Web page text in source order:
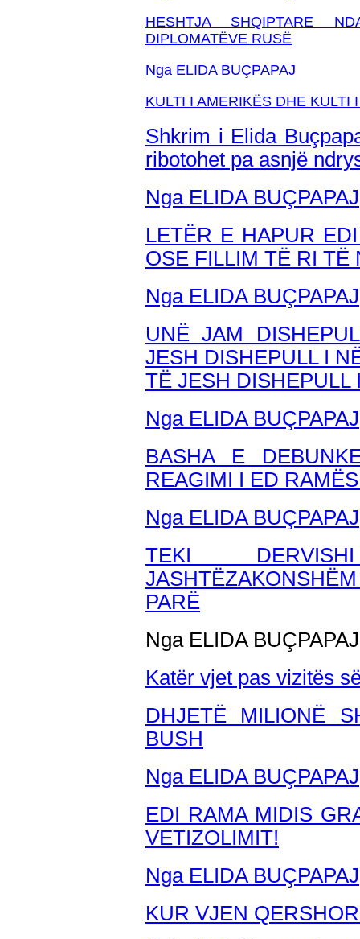
HESHTJA SHQIPTARE
DIPLOMATËVE RUSË
Nga ELIDA BUÇPAPAJ
KULTI I AMERIKËS DHE KULTI
Shkrim i Elida
ribotohet pa asnjë
Nga ELIDA BUÇPAPAJ
LETËR E HAPUR
OSE FILLIM TË RI TË
Nga ELIDA BUÇPAPAJ
UNË JAM
JESH DISHEPULL I
TË JESH DISHEPULL
Nga ELIDA BUÇPAPAJ
BASHA E
REAGIMI I ED
Nga ELIDA BUÇPAPAJ
TEKI
PARË
Nga ELIDA BUÇPAPAJ
Katër vjet pas vizitës
DHJETË MILIONË
BUSH
Nga ELIDA BUÇPAPAJ
EDI RAMA MIDIS
VETIZOLIMIT!
Nga ELIDA BUÇPAPAJ
KUR VJEN